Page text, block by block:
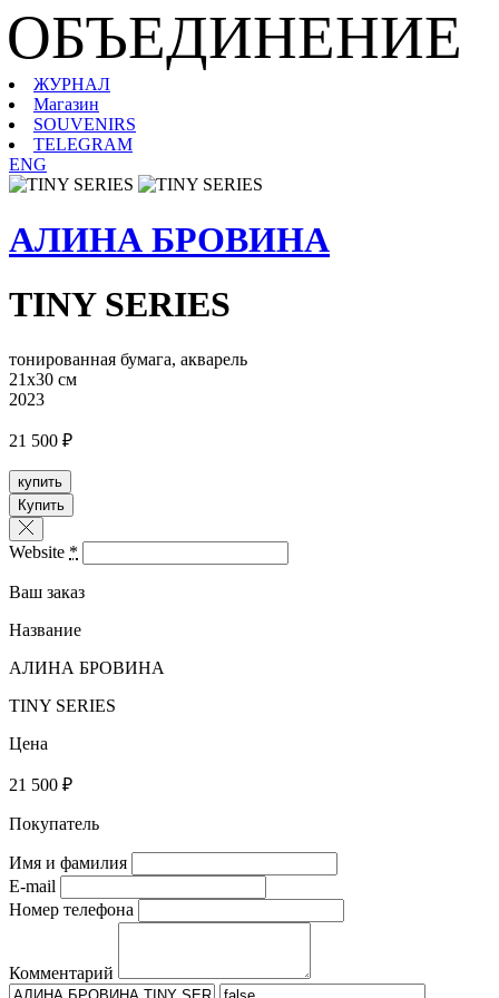
ОБЪЕДИНЕНИЕ
ЖУРНАЛ
Магазин
SOUVENIRS
TELEGRAM
ENG
АЛИНА БРОВИНА
TINY SERIES
тонированная бумага, акварель
21х30 см
2023
21 500 ₽
купить
Купить
Website *
Ваш заказ
Название
АЛИНА БРОВИНА
TINY SERIES
Цена
21 500 ₽
Покупатель
Имя и фамилия
E-mail
Номер телефона
Комментарий